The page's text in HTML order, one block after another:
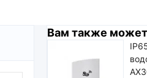
Вам также